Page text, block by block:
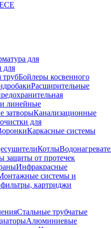
для
для
трубБойлеры косвенного
Расширительные
линейные
затворыКанализационные
для
Каркасные системы
Котлы
защиты от протечек
Инфракрасные
системы и
картриджи
Стальные трубчатые
Алюминиевые